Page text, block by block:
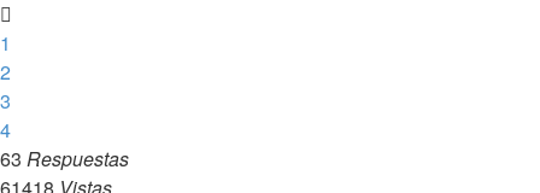
1
2
3
4
63 Respuestas